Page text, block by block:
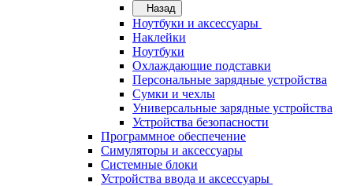
Назад
Ноутбуки и аксессуары
Наклейки
Ноутбуки
Охлаждающие подставки
Персональные зарядные устройства
Сумки и чехлы
Универсальные зарядные устройства
Устройства безопасности
Программное обеспечение
Симуляторы и аксессуары
Системные блоки
Устройства ввода и аксессуары